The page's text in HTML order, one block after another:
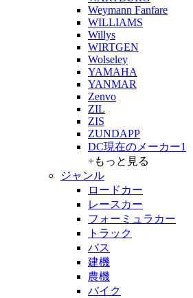
Weymann Fanfare
WILLIAMS
Willys
WIRTGEN
Wolseley
YAMAHA
YANMAR
Zenvo
ZIL
ZIS
ZUNDAPP
DC現在のメーカー1
+もっと見る
ジャンル
ロードカー
レースカー
フォーミュラカー
トラック
バス
建機
農機
バイク